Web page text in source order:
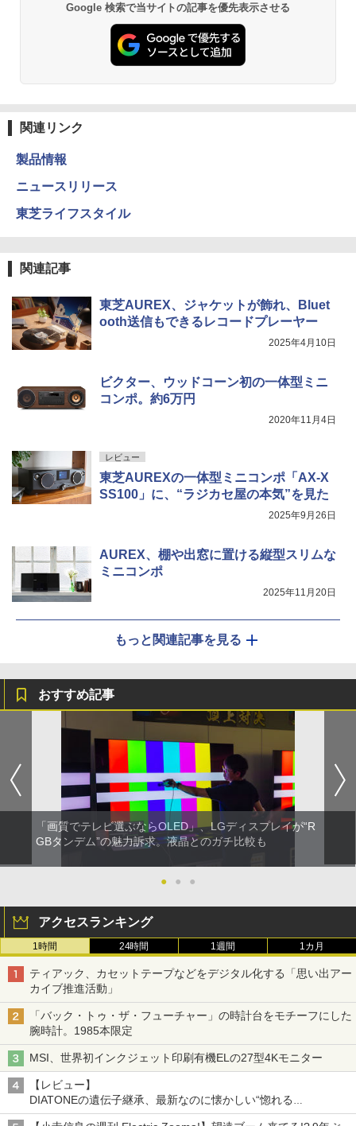
Google 検索で当サイトの記事を優先表示させる
関連リンク
製品情報
ニュースリリース
東芝ライフスタイル
関連記事
東芝AUREX、ジャケットが飾れ、Bluet
ooth送信もできるレコードプレーヤー
2025年4月10日
ビクター、ウッドコーン初の一体型ミニ
コンポ。約6万円
2020年11月4日
レビュー
東芝AUREXの一体型ミニコンポ「AX-X
SS100」に、“ラジカセ屋の本気”を見た
2025年9月26日
AUREX、棚や出窓に置ける縦型スリムな
ミニコンポ
2025年11月20日
もっと関連記事を見る
おすすめ記事
「画質でテレビ選ぶならOLED」、LGディスプレイが“R
GBタンデム”の魅力訴求。液晶とのガチ比較も
● ● ●
アクセスランキング
1時間 24時間 1週間 1カ月
ティアック、カセットテープなどをデジタル化する「思い出アー
カイブ推進活動」
「バック・トゥ・ザ・フューチャー」の時計台をモチーフにした
腕時計。1985本限定
MSI、世界初インクジェット印刷有機ELの27型4Kモニター
【レビュー】
DIATONEの遺伝子継承、最新なのに懐かしい“惚れる
音”Tecnologia e Cuore「DS-TC52B」を聴く